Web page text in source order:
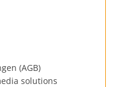
(AGB)
solutions